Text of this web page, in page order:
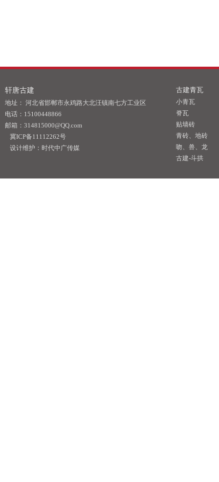
轩唐古建
地址： 河北省邯郸市永鸡路大北汪镇南七方工业区
电话：15100448866
邮箱：314815000@QQ.com
冀ICP备11112262号
设计维护：时代中广传媒
古建青瓦
小青瓦
脊瓦
贴墙砖
青砖、地砖
吻、兽、龙
古建-斗拱